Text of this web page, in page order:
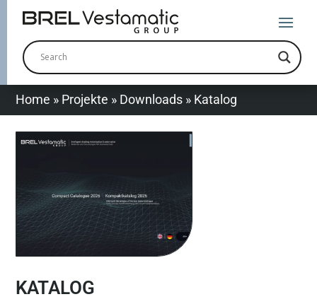
Home » Projekte » Downloads » Katalog
KATALOG